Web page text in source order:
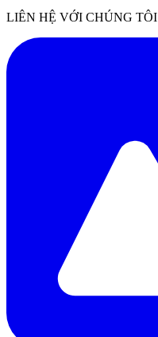
LIÊN HỆ VỚI CHÚNG TÔI